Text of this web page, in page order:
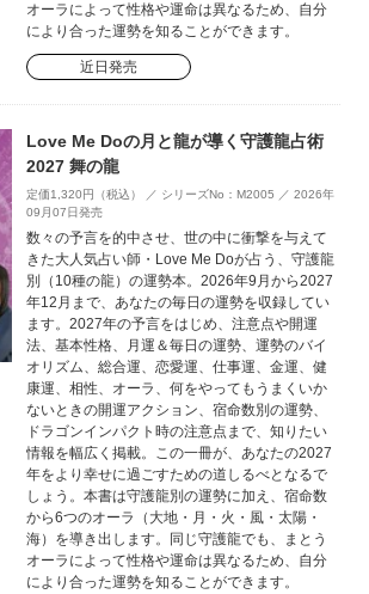
オーラによって性格や運命は異なるため、自分
により合った運勢を知ることができます。
近日発売
Love Me Doの月と龍が導く守護龍占術
2027 舞の龍
定価1,320円（税込） ／ シリーズNo：M2005 ／ 2026年
09月07日発売
数々の予言を的中させ、世の中に衝撃を与えて
きた大人気占い師・Love Me Doが占う、守護龍
別（10種の龍）の運勢本。2026年9月から2027
年12月まで、あなたの毎日の運勢を収録してい
ます。2027年の予言をはじめ、注意点や開運
法、基本性格、月運＆毎日の運勢、運勢のバイ
オリズム、総合運、恋愛運、仕事運、金運、健
康運、相性、オーラ、何をやってもうまくいか
ないときの開運アクション、宿命数別の運勢、
ドラゴンインパクト時の注意点まで、知りたい
情報を幅広く掲載。この一冊が、あなたの2027
年をより幸せに過ごすための道しるべとなるで
しょう。本書は守護龍別の運勢に加え、宿命数
から6つのオーラ（大地・月・火・風・太陽・
海）を導き出します。同じ守護龍でも、まとう
オーラによって性格や運命は異なるため、自分
により合った運勢を知ることができます。